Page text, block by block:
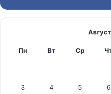
Пн Вт Ср
3 4 5 6